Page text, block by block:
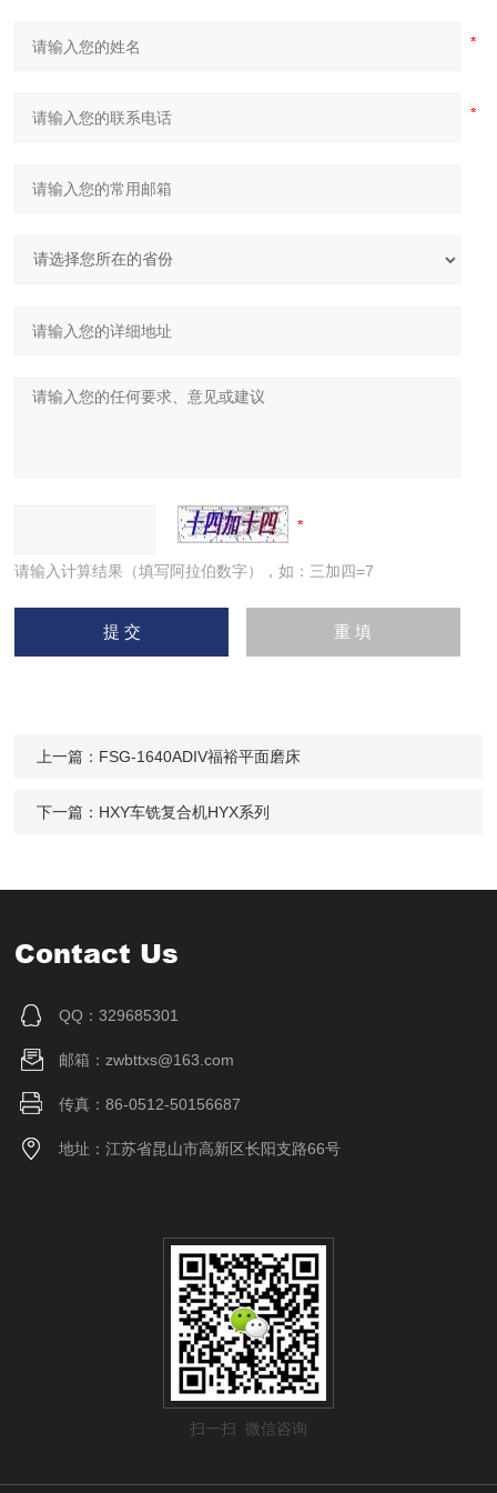
请输入计算结果（填写阿拉伯数字），如：三加四=7
上一篇： FSG-1640ADIV福裕平面磨床
下一篇： HXY车铣复合机HYX系列
Contact Us
QQ：329685301
邮箱：zwbttxs@163.com
传真：86-0512-50156687
地址：江苏省昆山市高新区长阳支路66号
扫一扫 微信咨询